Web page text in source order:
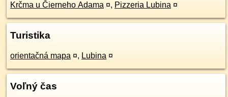
Krčma u Čierneho Adama ¤, Pizzeria Lubina ¤
Turistika
orientačná mapa ¤, Lubina ¤
Voľný čas